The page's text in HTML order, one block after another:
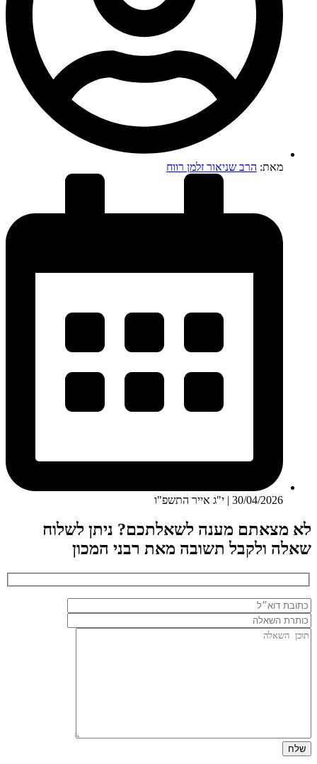
מאת: הרב שניאור זלמן רווח
30/04/2026 | י"ג אייר התשפ"ו
לא מצאתם מענה לשאלתכם? ניתן לשלוח
שאלה ולקבל תשובה מאת רבני המכון